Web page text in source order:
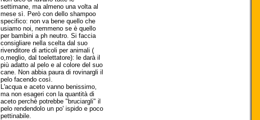
settimane, ma almeno una volta al
mese sì. Però con dello shampoo
specifico: non va bene quello che
usiamo noi, nemmeno se è quello
per bambini a ph neutro. Si faccia
consigliare nella scelta dal suo
rivenditore di articoli per animali (
o,meglio, dal toelettatore): le darà il
più adatto al pelo e al colore del suo
cane. Non abbia paura di rovinargli il
pelo facendo così.
L'acqua e aceto vanno benissimo,
ma non esageri con la quantità di
aceto perchè potrebbe "bruciargli" il
pelo rendendolo un po' ispido e poco
pettinabile.